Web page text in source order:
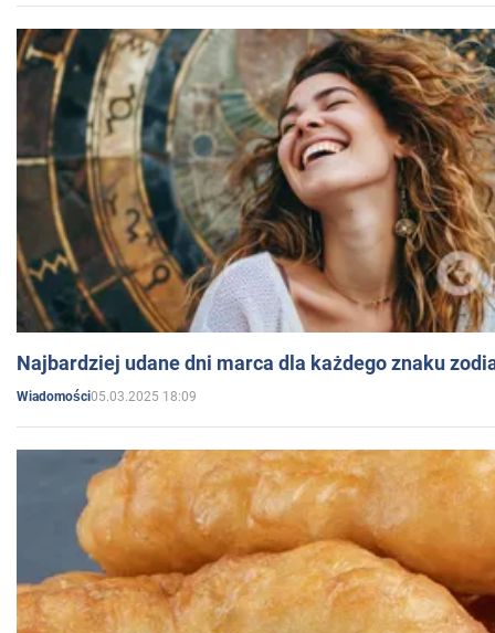
Najbardziej udane dni marca dla każdego znaku
Wiadomości05.03.2025 18:09